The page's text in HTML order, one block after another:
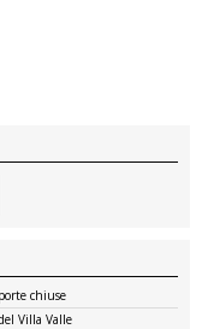
chiuse
Villa Valle